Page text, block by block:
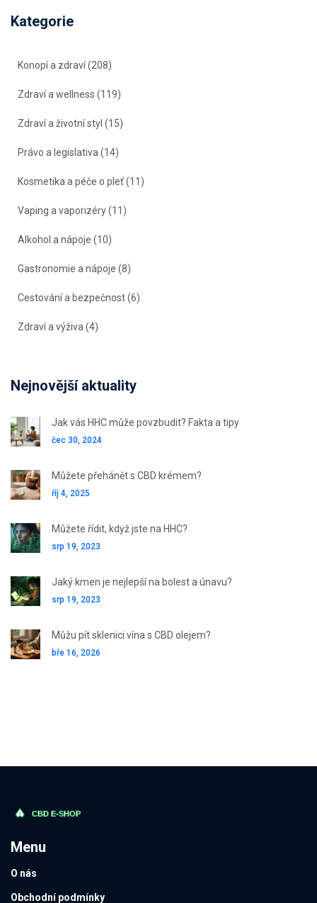
Kategorie
Konopí a zdraví(208)
Zdraví a wellness (119)
Zdraví a životní styl (15)
Právo a legislativa(14)
Kosmetika a péče o pleť(11)
Vaping a vaporizéry(11)
Alkohol a nápoje (10)
Gastronomie a nápoje (8)
Cestování a bezpečnost(6)
Zdraví a výživa(4)
Nejnovější aktuality
Jak vás HHC může povzbudit? Fakta a tipy
čec 30, 2024
Můžete přehánět s CBD krémem?
říj 4, 2025
Můžete řídit, když jste na HHC?
srp 19, 2023
Jaký kmen je nejlepší na bolest a únavu?
srp 19, 2023
Můžu pít sklenici vína s CBD olejem?
bře 16, 2026
Menu
O nás
Obchodní podmínky